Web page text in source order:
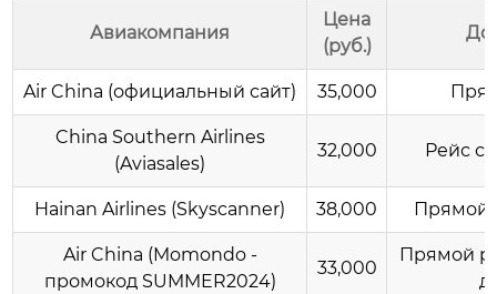
Авиакомпания
Цена
(руб.)
Air China (официальный сайт) 35,000
China Southern Airlines
(Aviasales)
32,000 Рейс с
Hainan Airlines (Skyscanner) 38,000 Прямой
Air China (Momondo -
промокод SUMMER2024)
33,000
Прямой